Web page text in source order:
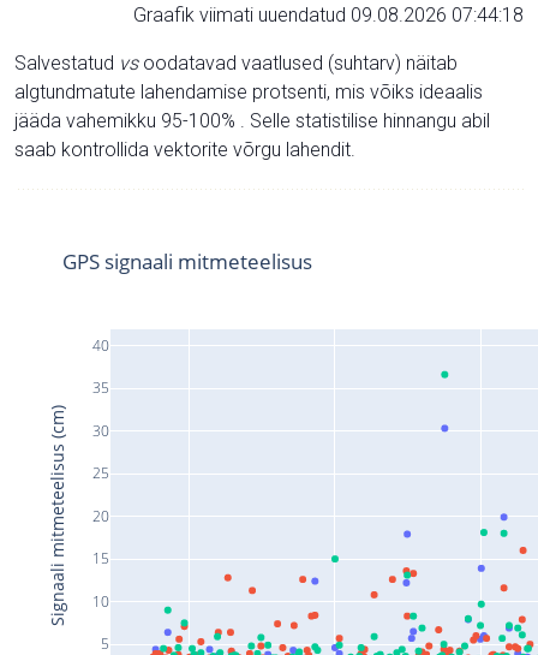
Graafik viimati uuendatud 09.08.2026 07:44:18
Salvestatud vsoodatavad vaatlused (suhtarv) näitab
algtundmatute lahendamise protsenti, mis võiks ideaalis
jääda vahemikku 95-100% . Selle statistilise hinnangu abil
saab kontrollida vektorite võrgu lahendit.
5
10
15
20
25
30
35
40
GPS signaali mitmeteelisus
Signaali mitmeteelisus (cm)